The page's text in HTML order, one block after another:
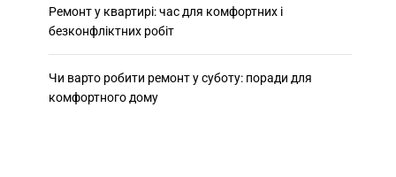
Ремонт у квартирі: час для комфортних і
безконфліктних робіт
Чи варто робити ремонт у суботу: поради для
комфортного дому